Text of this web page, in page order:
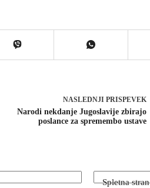
NASLEDNJI PRISPEVEK
Narodi nekdanje Jugoslavije zbirajo
poslance za spremembo ustave
Spletna stran